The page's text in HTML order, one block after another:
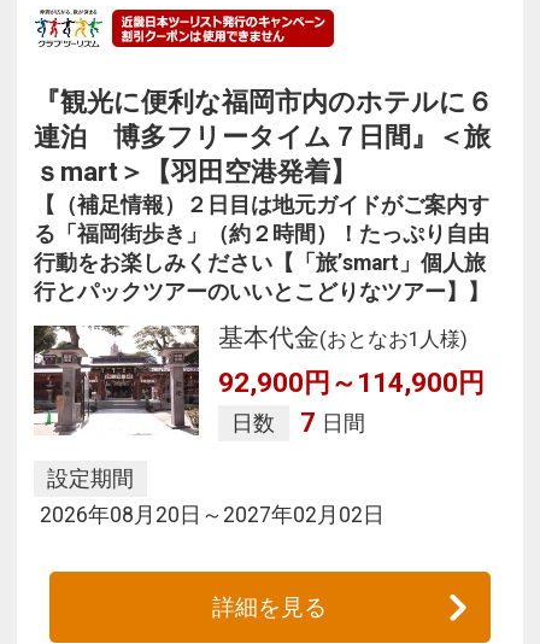
『観光に便利な福岡市内のホテルに６
連泊 博多フリータイム７日間』＜旅
ｓmart＞【羽田空港発着】
【（補足情報）２日目は地元ガイドがご案内す
る「福岡街歩き」（約２時間）！たっぷり自由
行動をお楽しみください【「旅’smart」個人旅
行とパックツアーのいいとこどりなツアー】】
基本代金(おとなお1人様)
92,900円～114,900円
日数 7 日間
設定期間
2026年08月20日～2027年02月02日
詳細を見る